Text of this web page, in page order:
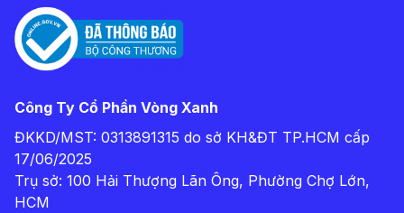
Công Ty Cổ Phần Vòng Xanh
ĐKKD/MST: 0313891315 do sở KH&ĐT TP.HCM cấp
17/06/2025
Trụ sở: 100 Hải Thượng Lãn Ông, Phường Chợ Lớn,
HCM